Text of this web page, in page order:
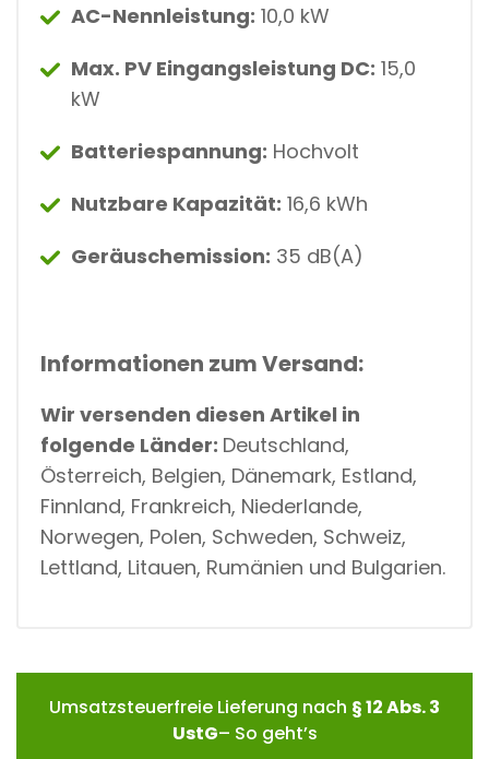
AC-Nennleistung: 10,0 kW
Max. PV Eingangsleistung DC: 15,0
kW
Batteriespannung: Hochvolt
Nutzbare Kapazität: 16,6 kWh
Geräuschemission: 35 dB(A)
Informationen zum Versand:
Wir versenden diesen Artikel in
folgende Länder: Deutschland,
Österreich, Belgien, Dänemark, Estland,
Finnland, Frankreich, Niederlande,
Norwegen, Polen, Schweden, Schweiz,
Lettland, Litauen, Rumänien und Bulgarien.
Umsatzsteuerfreie Lieferung nach § 12 Abs. 3
UstG– So geht’s